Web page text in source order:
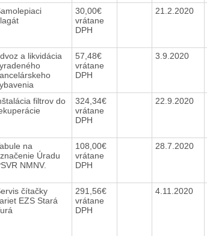
30,00€
vrátane
DPH
21.2.2020
a likvidácia
57,48€
vrátane
DPH
3.9.2020
filtrov do
324,34€
vrátane
DPH
22.9.2020
na
Úradu
NMNV.
108,00€
vrátane
DPH
28.7.2020
čítačky
EZS Stará
291,56€
vrátane
DPH
4.11.2020